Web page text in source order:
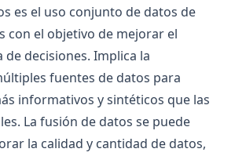
Powerhouse of Machine Learning
in Python?
Python vs ActivePython vs
es y cómo acceder
es el uso conjunto de datos de
con el objetivo de mejorar el
decisiones. Implica la
fuentes de datos para
informativos y sintéticos que las
La fusión de datos se puede
la calidad y cantidad de datos,